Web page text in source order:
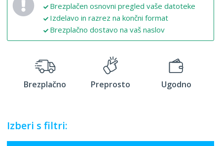
Brezplačen osnovni pregled vaše datoteke
Izdelavo in razrez na končni format
Brezplačno dostavo na vaš naslov
Brezplačno Preprosto Ugodno
Izberi s filtri: